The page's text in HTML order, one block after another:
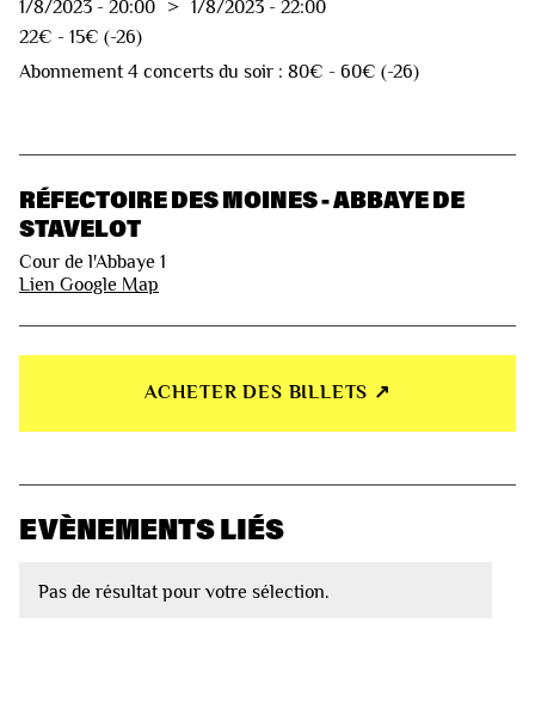
1/8/2023 - 20:00 > 1/8/2023 - 22:00
22€ - 15€ (-26)
Abonnement 4 concerts du soir : 80€ - 60€ (-26)
RÉFECTOIRE DES MOINES - ABBAYE DE
STAVELOT
Cour de l'Abbaye 1
Lien Google Map
ACHETER DES BILLETS ↗︎
EVÈNEMENTS LIÉS
Pas de résultat pour votre sélection.